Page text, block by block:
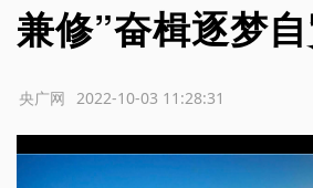
兼修”奋楫逐梦
2022-10-03 11:28:31
央广网